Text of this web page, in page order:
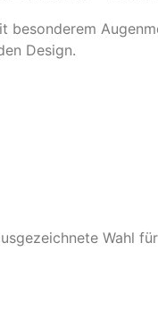
besonderem
Design.
Wahl